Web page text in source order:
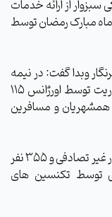
از ارائه خدمات
نفر در نیمه اول ماه مبارک رمضان توسط
وبدا گفت: در نیمه
اول ماه مبارک رمضان تعداد یکهزارو 87 ماموریت توسط اورژانس 115
مجموع به یکهزارو190 نفر از همشهریان و مسافرین
وی افزود: در این ماموریت ها، به 835 نفر بیمار غیر تصادفی و 355 نفر
توسط تکنسین های